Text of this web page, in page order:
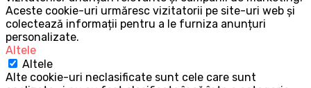
Aceste cookie-uri urmăresc vizitatorii pe site-uri web și
colectează informații pentru a le furniza anunțuri
personalizate.
Altele
Altele
Alte cookie-uri neclasificate sunt cele care sunt